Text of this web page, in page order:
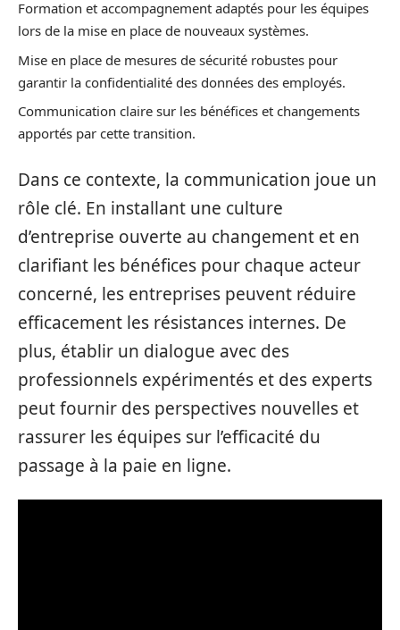
Formation et accompagnement adaptés pour les équipes
lors de la mise en place de nouveaux systèmes.
Mise en place de mesures de sécurité robustes pour
garantir la confidentialité des données des employés.
Communication claire sur les bénéfices et changements
apportés par cette transition.
Dans ce contexte, la communication joue un
rôle clé. En installant une culture
d’entreprise ouverte au changement et en
clarifiant les bénéfices pour chaque acteur
concerné, les entreprises peuvent réduire
efficacement les résistances internes. De
plus, établir un dialogue avec des
professionnels expérimentés et des experts
peut fournir des perspectives nouvelles et
rassurer les équipes sur l’efficacité du
passage à la paie en ligne.